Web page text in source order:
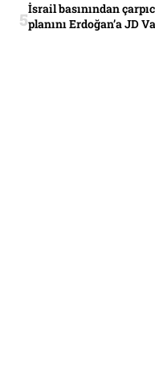
İsrail basınından
planını Erdoğan’a JD